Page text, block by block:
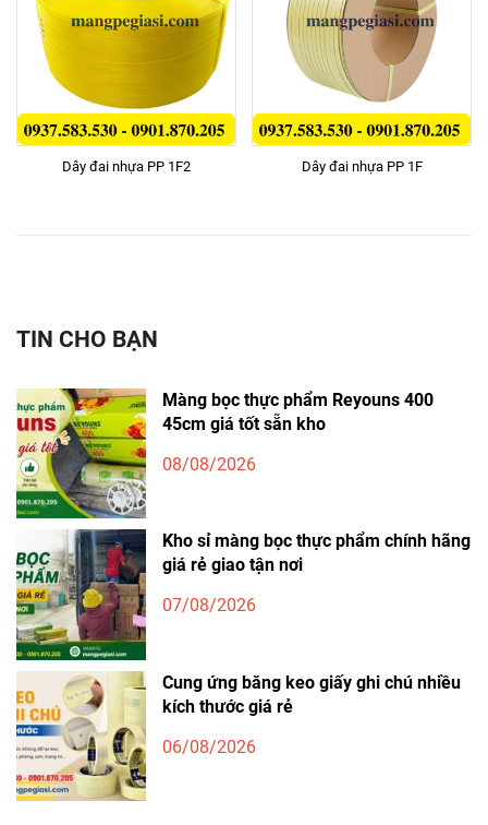
Dây đai nhựa PP 1F2 Dây đai nhựa PP 1F
TIN CHO BẠN
Màng bọc thực phẩm Reyouns 400
45cm giá tốt sẵn kho
08/08/2026
Kho sỉ màng bọc thực phẩm chính hãng
giá rẻ giao tận nơi
07/08/2026
Cung ứng băng keo giấy ghi chú nhiều
kích thước giá rẻ
06/08/2026